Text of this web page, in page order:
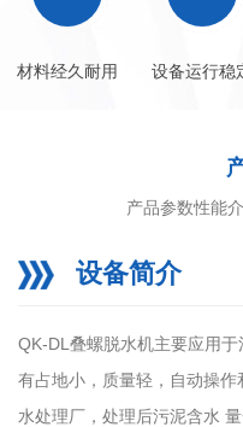
材料经久耐用 设备运行稳
产品参数性能
设备简介
QK-DL叠螺脱水机主要应用
有占地小，质量轻，自动操
水处理厂，处理后污泥含水